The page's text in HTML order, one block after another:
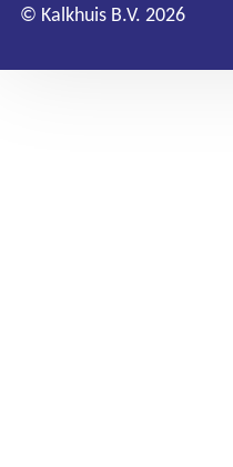
© Kalkhuis B.V. 2026